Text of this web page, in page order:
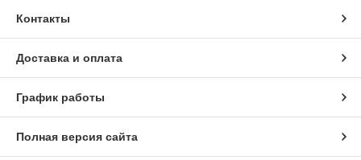
Контакты
Доставка и оплата
График работы
Полная версия сайта